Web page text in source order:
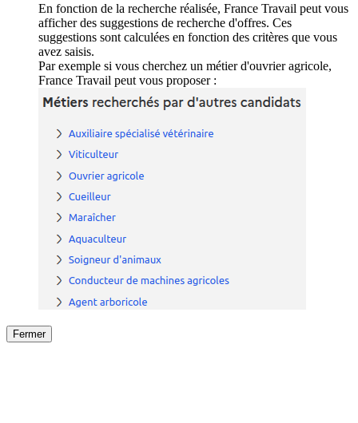
En fonction de la recherche réalisée, France Travail peut vous
afficher des suggestions de recherche d'offres. Ces
suggestions sont calculées en fonction des critères que vous
avez saisis.
Par exemple si vous cherchez un métier d'ouvrier agricole,
France Travail peut vous proposer :
Fermer